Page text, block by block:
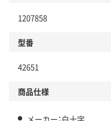
1207858
型番
42651
商品仕様